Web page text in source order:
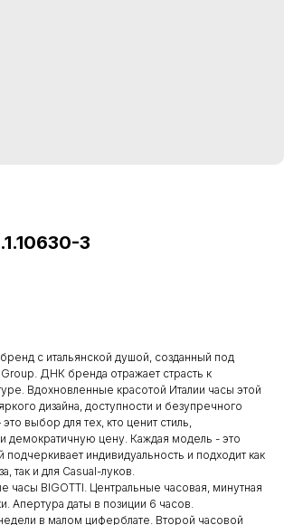
3
с итальянской душой, созданный под
ДНК бренда отражает страсть к
Вдохновленные красотой Италии часы этой
дизайна, доступности и безупречного
это выбор для тех, кто ценит стиль,
демократичную цену. Каждая модель - это
подчеркивает индивидуальность и подходит как
так и для Casual-луков.
часы BIGOTTI. Центральные часовая, минутная
Апертура даты в позиции 6 часов.
в малом циферблате. Второй часовой